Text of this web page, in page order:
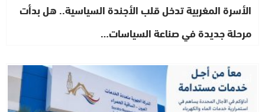
الأسرة المغربية تدخل قلب الأجندة السياسية.. هل بدأت
مرحلة جديدة في صناعة السياسات…
أخبار الصحراء